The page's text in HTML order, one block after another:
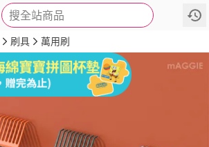
搜全站商品
評價 詳情
刷具 萬用刷